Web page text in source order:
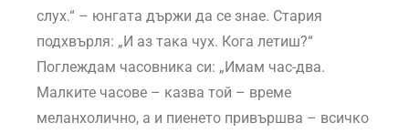
слух.“ – юнгата държи да се знае. Стария
подхвърля: „И аз така чух. Кога летиш?“
Поглеждам часовника си: „Имам час-два.
Малките часове – казва той – време
меланхолично, а и пиенето привършва – всичко